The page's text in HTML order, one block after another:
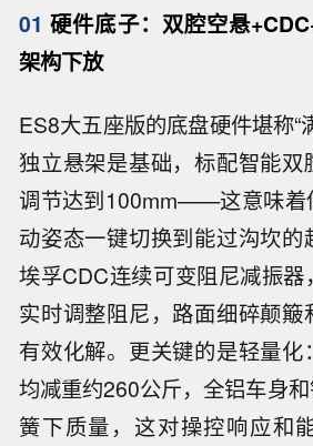
01 硬件底子：双腔空悬
架构下放
ES8大五座版的底盘硬件堪称“
独立悬架是基础，标配智能双
调节达到100mm——这意味着
动姿态一键切换到能过沟坎
埃孚CDC连续可变阻尼减振
实时调整阻尼，路面细碎颠
有效化解。更关键的是轻量
均减重约260公斤，全铝车身
簧下质量，这对操控响应和